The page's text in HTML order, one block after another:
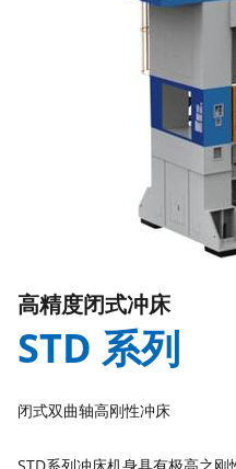
高精度闭式冲床
STD 系列
闭式双曲轴高刚性冲床